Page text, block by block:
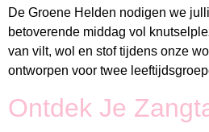
De Groene Helden nodigen we
betoverende middag vol
van vilt, wol en stof tijdens onze
ontworpen voor twee
Ontdek Je